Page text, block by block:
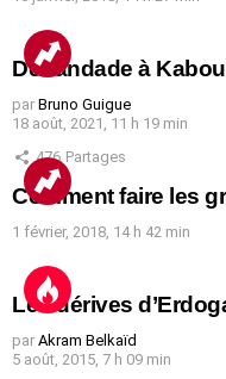
Débandade à
par Bruno Guigue
18 août, 2021, 11 h 19 min
476 Partages
Comment faire les
1 février, 2018, 14 h 42 min
Les dérives
par Akram Belkaïd
5 août, 2015, 7 h 09 min